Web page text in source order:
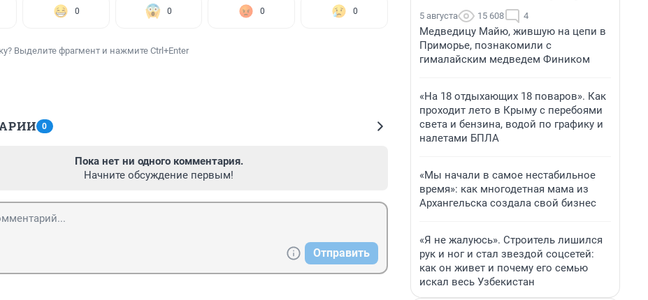
0 0 0 0
Выделите фрагмент и нажмите Ctrl+Enter
0
Пока нет ни одного комментария.
Начните обсуждение первым!
Отправить
5 августа 15 608 4
Медведицу Майю, жившую на цепи в
Приморье, познакомили с
гималайским медведем Фиником
«На 18 отдыхающих 18 поваров». Как
проходит лето в Крыму с перебоями
света и бензина, водой по графику и
налетами БПЛА
«Мы начали в самое нестабильное
время»: как многодетная мама из
Архангельска создала свой бизнес
«Я не жалуюсь». Строитель лишился
рук и ног и стал звездой соцсетей:
как он живет и почему его семью
искал весь Узбекистан